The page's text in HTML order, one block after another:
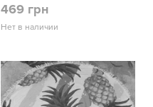
469 грн
Нет в наличии